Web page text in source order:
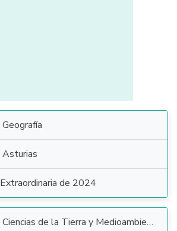
Geografía
Asturias
Extraordinaria de 2024
Ciencias de la Tierra y Medioambientales